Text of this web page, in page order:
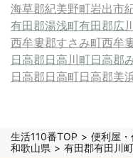
海草郡紀美野町岩出市
有田郡湯浅町有田郡広
西牟婁郡すさみ町西牟
日高郡日高川町日高郡
日高郡日高町日高郡美
生活110番TOP 便利屋・
和歌山県
有田郡有田川